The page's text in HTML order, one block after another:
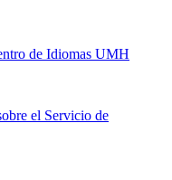
de Idiomas UMH
el Servicio de